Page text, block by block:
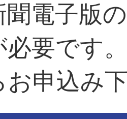
聞電子版
必要です
お申込み